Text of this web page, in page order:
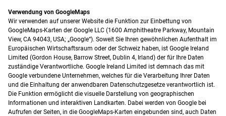
Verwendung von GoogleMaps
Wir verwenden auf unserer Website die Funktion zur Einbettung von
GoogleMaps-Karten der Google LLC (1600 Amphitheatre Parkway, Mountain
View, CA 94043, USA; „Google“). Soweit Sie Ihren gewöhnlichen Aufenthalt im
Europäischen Wirtschaftsraum oder der Schweiz haben, ist Google Ireland
Limited (Gordon House, Barrow Street, Dublin 4, Irland) der für Ihre Daten
zuständige Verantwortliche. Google Ireland Limited ist demnach das mit
Google verbundene Unternehmen, welches für die Verarbeitung Ihrer Daten
und die Einhaltung der anwendbaren Datenschutzgesetze verantwortlich ist.
Die Funktion ermöglicht die visuelle Darstellung von geographischen
Informationen und interaktiven Landkarten. Dabei werden von Google bei
Aufrufen der Seiten, in die GoogleMaps-Karten eingebunden sind, auch Daten